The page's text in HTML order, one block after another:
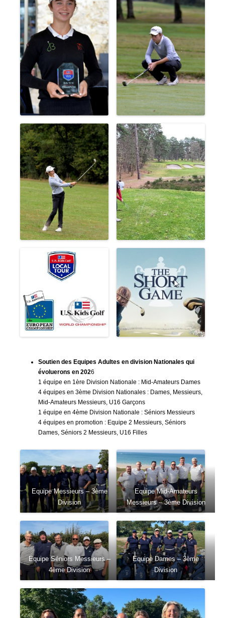
Soutien des Equipes Adultes en division Nationales qui
évoluerons en 2026
1 équipe en 1ère Division Nationale : Mid-Amateurs Dames
4 équipes en 3ème Division Nationales : Dames, Messieurs,
Mid-Amateurs Messieurs, U16 Garçons
1 équipe en 4ème Division Nationale : Séniors Messieurs
4 équipes en promotion : Equipe 2 Messieurs, Séniors
Dames, Séniors 2 Messieurs, U16 Filles
Equipe Messieurs – 3ème
Division
Equipe Mid-Amateurs
Messieurs – 3ème Division
Equipe Séniors Messieurs –
4ème Division
Equipe Dames – 3ème
Division